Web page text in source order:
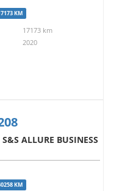
KM
17173 km
2020
ALLURE BUSINESS
KM